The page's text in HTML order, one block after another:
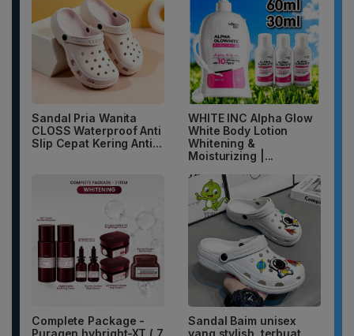
Sandal Pria Wanita
CLOSS Waterproof Anti
Slip Cepat Kering Anti...
WHITE INC Alpha Glow
White Body Lotion
Whitening &
Moisturizing |...
Complete Package -
Sandal Baim unisex